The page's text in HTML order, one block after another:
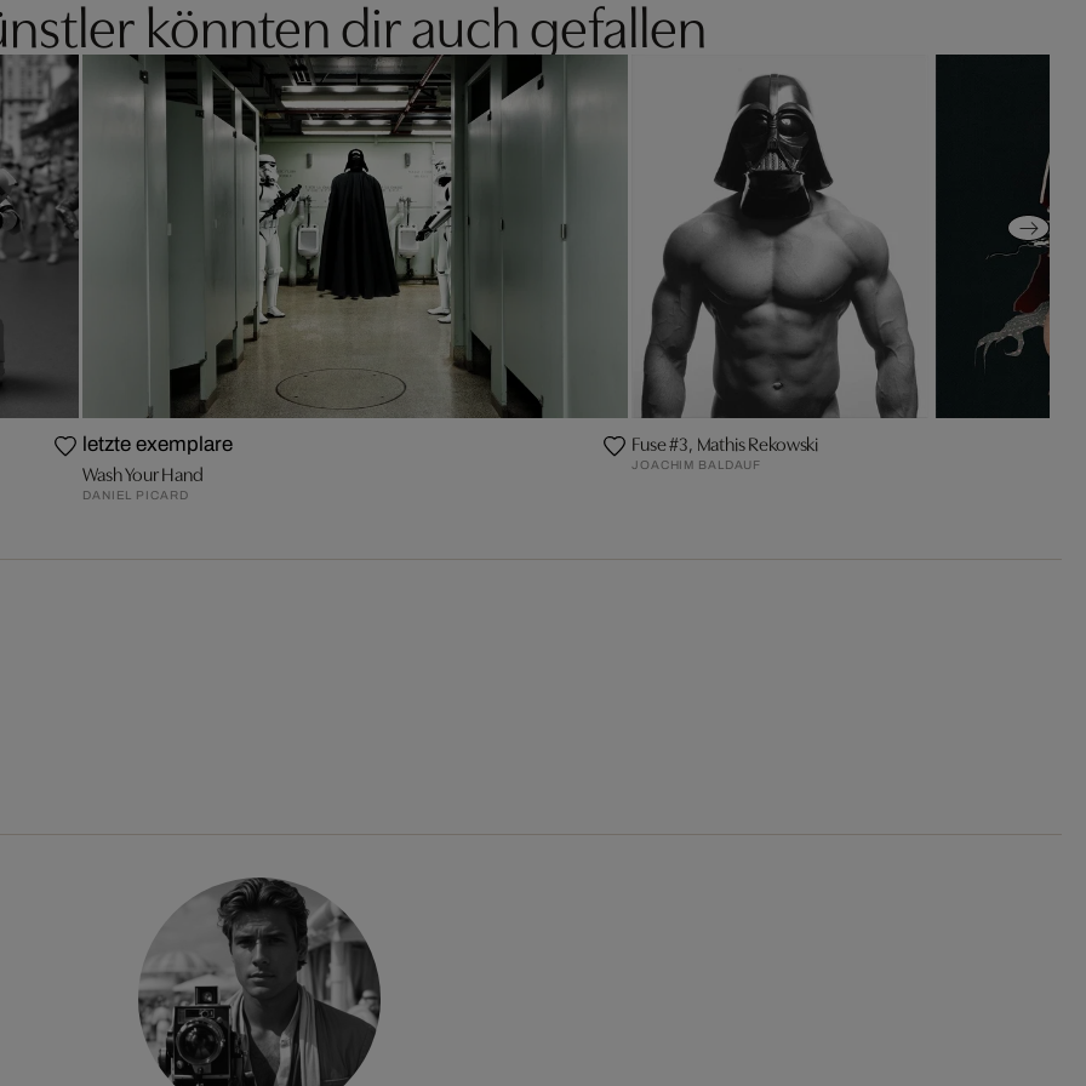
könnten dir auch gefallen
letzte exemplare
Wash Your Hand
DANIEL PICARD
Fuse #3, Mathis Rekowski
JOACHIM BALDAUF